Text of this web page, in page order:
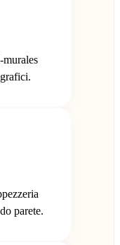
parete.